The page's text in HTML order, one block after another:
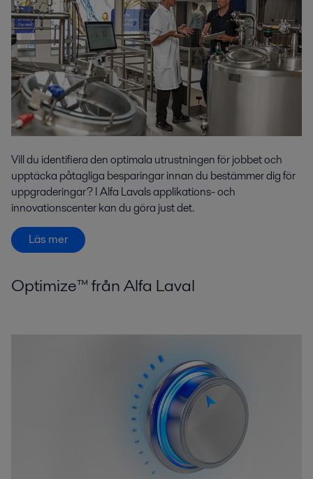
Vill du identifiera den optimala utrustningen för jobbet och
upptäcka påtagliga besparingar innan du bestämmer dig för
uppgraderingar? I Alfa Lavals applikations- och
innovationscenter kan du göra just det.
Läs mer
Optimize™ från Alfa Laval